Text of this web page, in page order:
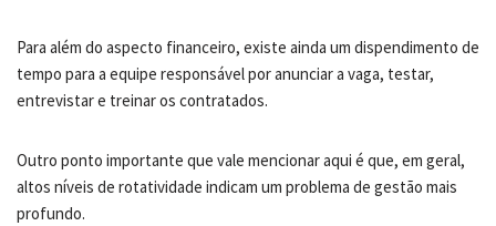
Para além do aspecto financeiro, existe ainda um dispendimento de
tempo para a equipe responsável por anunciar a vaga, testar,
entrevistar e treinar os contratados.
Outro ponto importante que vale mencionar aqui é que, em geral,
altos níveis de rotatividade indicam um problema de gestão mais
profundo.